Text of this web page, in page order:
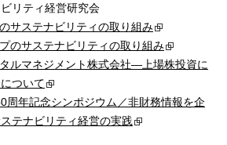
リティ経営研究会
サステナビリティの取り組み
のサステナビリティの取り組み
ルマネジメント株式会社―上場株投資に
ついて
周年記念シンポジウム／非財務情報を企
テナビリティ経営の実践